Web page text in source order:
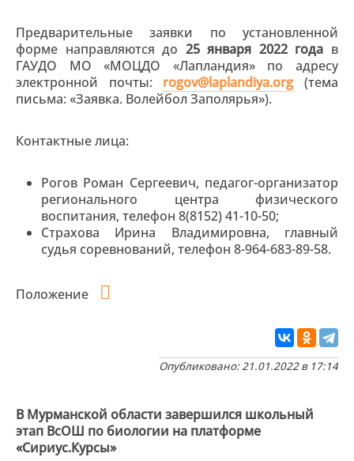
Предварительные заявки по установленной
форме направляются до 25 января 2022 года в
ГАУДО МО «МОЦДО «Лапландия» по адресу
электронной почты: rogov@laplandiya.org(тема
письма: «Заявка. Волейбол Заполярья»).
Контактные лица:
Рогов Роман Сергеевич, педагог-организатор
регионального центра физического
воспитания, телефон 8(8152) 41-10-50;
Страхова Ирина Владимировна, главный
судья соревнований, телефон 8-964-683-89-58.
Положение
Опубликовано: 21.01.2022 в 17:14
В Мурманской области завершился школьный
этап ВсОШ по биологии на платформе
«Сириус.Курсы»